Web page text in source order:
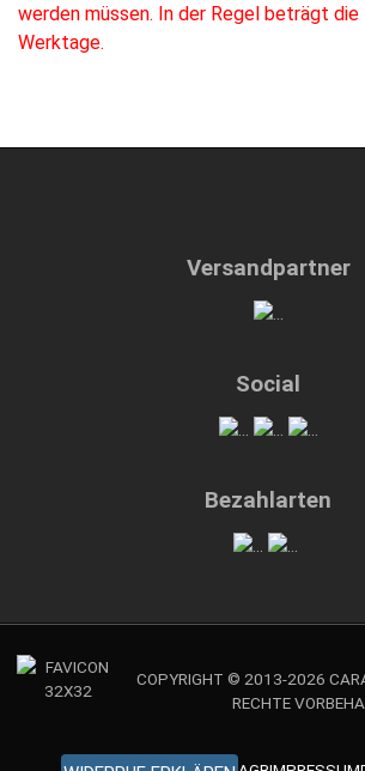
werden müssen. In der Regel beträgt
Werktage.
Versandpartner
Social
Bezahlarten
COPYRIGHT © 2013-2026
RECHTE